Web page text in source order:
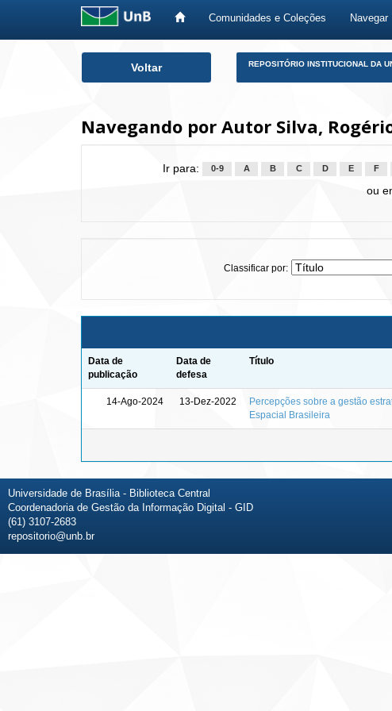
Comunidades e Coleções Navegar
Voltar REPOSITÓRIO INSTITUCIONAL DA
Navegando por Autor Silva,
Ir para: 0-9 A B C D E F
ou
Classificar por:
Data de
publicação
Data de
defesa
Título
14-Ago-2024 13-Dez-2022
Percepções sobre a gestão
Espacial Brasileira
Universidade de Brasília - Biblioteca Central
Coordenadoria de Gestão da Informação Digital - GID
(61) 3107-2683
repositorio@unb.br